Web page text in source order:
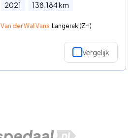
2021 138.184km
Van der Wal Vans Langerak (ZH)
Vergelijk